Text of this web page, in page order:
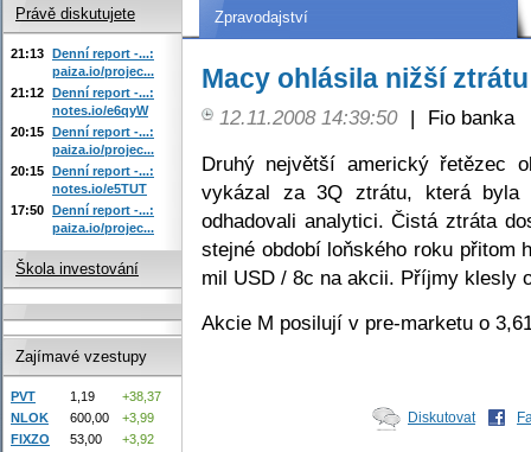
Zpravodajství
Macy ohlásila nižší ztrátu
12.11.2008 14:39:50 |
Fio banka
Druhý největší americký řetězec
vykázal za 3Q ztrátu, která byla
odhadovali analytici. Čistá ztráta
stejné období loňského roku přitom
mil USD / 8c na akcii. Příjmy klesly
Akcie M posilují v pre-marketu o
Diskutovat
Právě diskutujete
21:13 Denní report -...:
paiza.io/projec...
21:12 Denní report -...:
notes.io/e6qyW
20:15 Denní report -...:
paiza.io/projec...
20:15 Denní report -...:
notes.io/e5TUT
17:50 Denní report -...:
paiza.io/projec...
Škola investování
Zajímavé vzestupy
PVT 1,19
+38,37
NLOK
600,00
+3,99
FIXZO
53,00
+3,92